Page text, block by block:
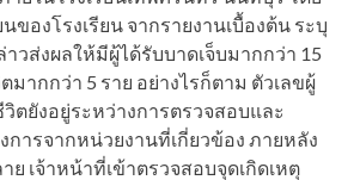
ของโรงเรียน จากรายงานเบื้องต้น ระบุ
วส่งผลให้มีผู้ได้รับบาดเจ็บมากกว่า 15
มากกว่า 5 ราย อย่างไรก็ตาม ตัวเลขผู้
วิตยังอยู่ระหว่างการตรวจสอบและ
การจากหน่วยงานที่เกี่ยวข้อง ภายหลัง
เจ้าหน้าที่เข้าตรวจสอบจุดเกิดเหตุ